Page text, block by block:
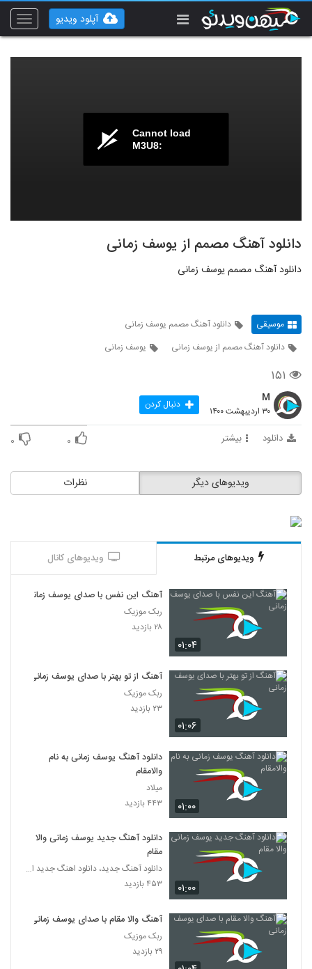
Toggle
آپلود ویدیو
Cannot load
M3U8:
دانلود آهنگ مصمم از یوسف زمانی
دانلود آهنگ مصمم یوسف زمانی
موسیقی
دانلود آهنگ مصمم یوسف زمانی
دانلود آهنگ مصمم از یوسف زمانی
یوسف زمانی
۱۵۱
M
۳۰ اردیبهشت ۱۴۰۰ دنبال کردن
دانلود بیشتر ۰ ۰
نظرات ویدیوهای دیگر
ویدیوهای مرتبط ویدیوهای کانال
۰۱:۰۴
آهنگ این نفس با صدای یوسف زمانی
ربک موزیک
۲۸ بازدید
۰۱:۰۶
آهنگ از تو بهتر با صدای یوسف زمانی
ربک موزیک
۲۳ بازدید
۰۱:۰۰
دانلود آهنگ یوسف زمانی به نام
والامقام
میلاد
۴۴۳ بازدید
۰۱:۰۰
دانلود آهنگ جدید یوسف زمانی والا
مقام
دانلود آهنگ جدید، دانلود اهنگ جدید ایرانی
۴۵۳ بازدید
آهنگ والا مقام با صدای یوسف زمانی
ربک موزیک
۲۹ بازدید